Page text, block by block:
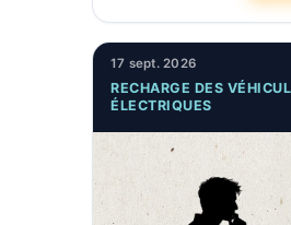
17 sept. 2026
RECHARGE DES
ÉLECTRIQUES